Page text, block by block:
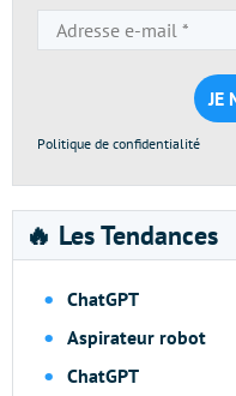
Politique de confidentialité
🔥 Les Tendances
ChatGPT
Aspirateur robot
ChatGPT